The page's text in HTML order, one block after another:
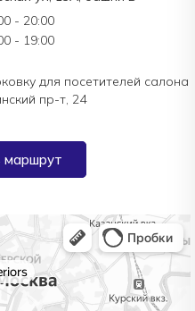
- 20:00
- 19:00
для посетителей салона
пр-т, 24
маршрут